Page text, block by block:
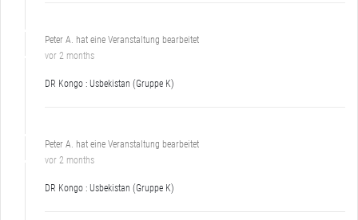
Peter A. hat eine Veranstaltung bearbeitet
vor 2 months
DR Kongo : Usbekistan (Gruppe K)
Peter A. hat eine Veranstaltung bearbeitet
vor 2 months
DR Kongo : Usbekistan (Gruppe K)